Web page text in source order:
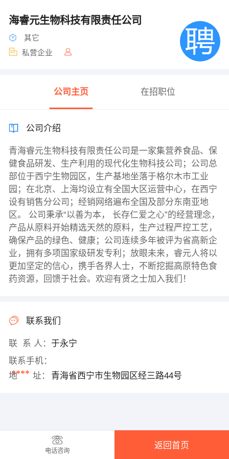
海睿元生物科技有限责任公司
其它
私营企业
公司主页 在招职位
公司介绍
青海睿元生物科技有限责任公司是一家集营养食品、保
健食品研发、生产利用的现代化生物科技公司；公司总
部位于西宁生物园区，生产基地坐落于格尔木市工业
园；在北京、上海均设立有全国大区运营中心，在西宁
设有销售分公司；经销网络遍布全国及部分东南亚地
区。 公司秉承“以善为本， 长存仁爱之心”的经营理念，
产品从原料开始精选天然的原料，生产过程严控工艺，
确保产品的绿色、健康；公司连续多年被评为省高新企
业，拥有多项国家级研发专利；放眼未来，睿元人将以
更加坚定的信心，携手各界人士，不断挖掘高原特色食
药资源，回馈于社会。欢迎有贤之士加入我们！
联系我们
联 系 人： 于永宁
联系手机：
****
地 址： 青海省西宁市生物园区经三路44号
电话咨询
返回首页